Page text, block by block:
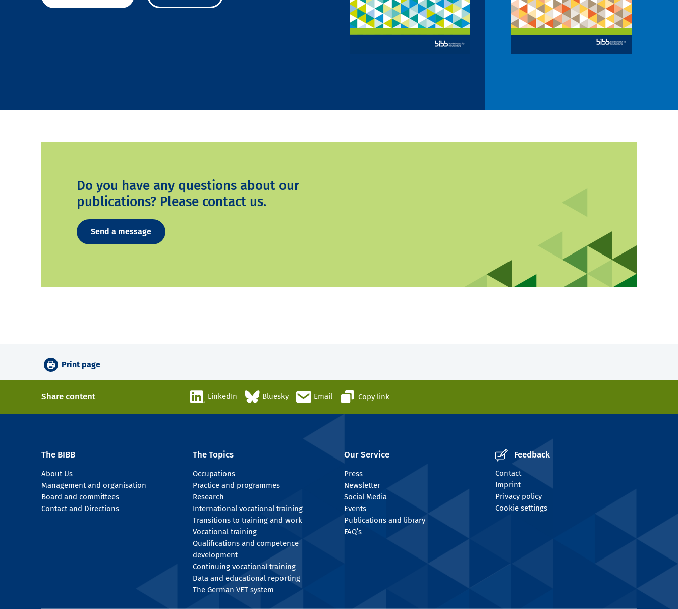
Do you have any questions about our
publications? Please contact us.
Send a message
Print page
Share content LinkedIn Bluesky Email Copy link
The BIBB
About Us
Management and organisation
Board and committees
Contact and Directions
The Topics
Occupations
Practice and programmes
Research
International vocational training
Transitions to training and work
Vocational training
Qualifications and competence
development
Continuing vocational training
Data and educational reporting
The German VET system
Our Service
Press
Newsletter
Social Media
Events
Publications and library
FAQ’s
Feedback
Contact
Imprint
Privacy policy
Cookie settings